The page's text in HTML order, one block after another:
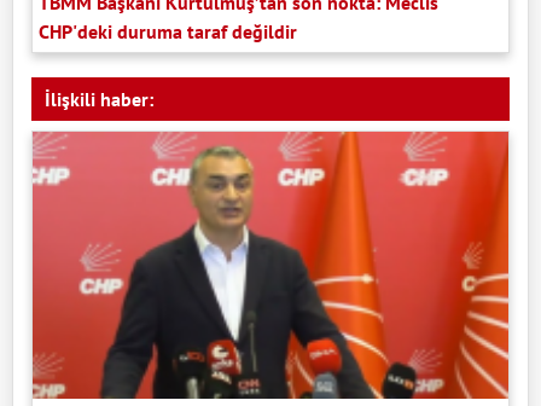
CHP'deki duruma taraf değildir
İlişkili haber: